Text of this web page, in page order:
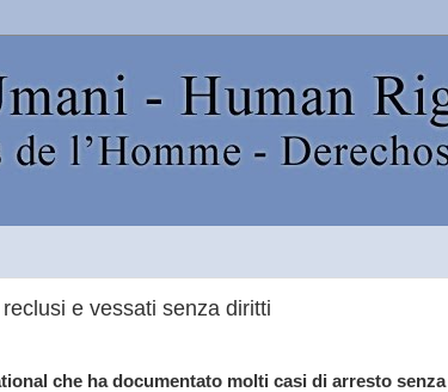
e vessati senza diritti
che ha documentato molti casi di arresto senza